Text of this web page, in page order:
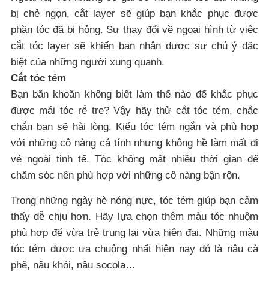
bị chẻ ngọn, cắt layer sẽ giúp bạn khắc phục được
phần tóc đã bị hỏng. Sự thay đổi về ngoại hình từ việc
cắt tóc layer sẽ khiến bạn nhận được sự chú ý đặc
biệt của những người xung quanh.
Cắt tóc tém
Bạn băn khoăn không biết làm thế nào để khắc phục
được mái tóc rễ tre? Vậy hãy thử cắt tóc tém, chắc
chắn bạn sẽ hài lòng. Kiểu tóc tém ngắn và phù hợp
với những cô nàng cá tính nhưng không hề làm mất đi
vẻ ngoài tinh tế. Tóc không mất nhiều thời gian để
chăm sóc nên phù hợp với những cô nàng bận rộn.
Trong những ngày hè nóng nực, tóc tém giúp bạn cảm
thấy dễ chịu hơn. Hãy lựa chọn thêm màu tóc nhuộm
phù hợp để vừa trẻ trung lại vừa hiện đại. Những màu
tóc tém được ưa chuộng nhất hiện nay đó là nâu cà
phê, nâu khói, nâu socola…